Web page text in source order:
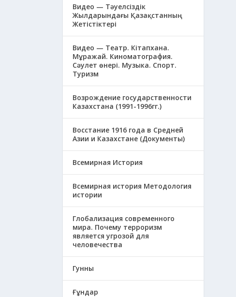
Видео — Тәуелсіздік
Жылдарындағы Қазақстанның
Жетістіктері
Видео — Театр. Кітапхана.
Мұражай. Киноматография.
Сәулет өнері. Музыка. Спорт.
Туризм
Возрождение государственности
Казахстана (1991-1996гг.)
Восстание 1916 года в Средней
Азии и Казахстане (Документы)
Всемирная История
Всемирная история Методология
истории
Глобализация современного
мира. Почему терроризм
является угрозой для
человечества
Гунны
Ғұндар